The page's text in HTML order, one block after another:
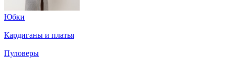
Юбки
Кардиганы и платья
Пуловеры